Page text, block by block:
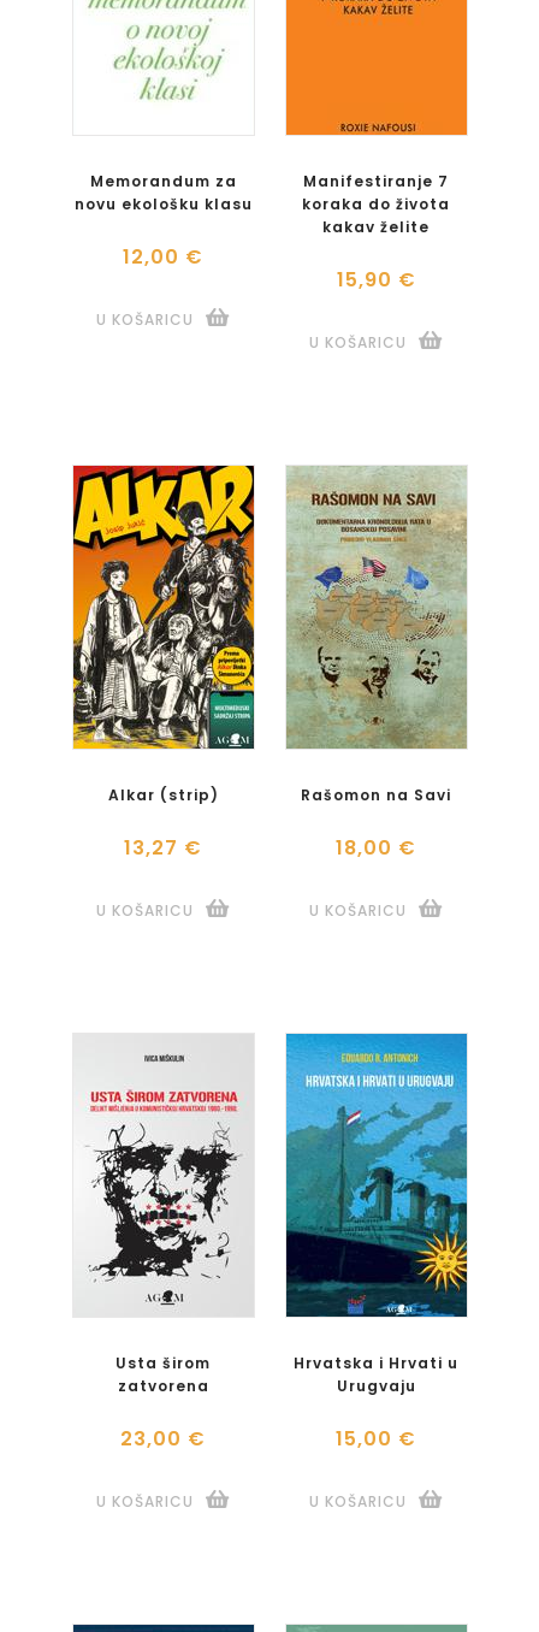
Memorandum za
novu ekološku klasu
12,00 €
U KOŠARICU
Manifestiranje 7
koraka do života
kakav želite
15,90 €
U KOŠARICU
Alkar (strip)
13,27 €
U KOŠARICU
Rašomon na Savi
18,00 €
U KOŠARICU
Usta širom
zatvorena
23,00 €
U KOŠARICU
Hrvatska i Hrvati u
Urugvaju
15,00 €
U KOŠARICU